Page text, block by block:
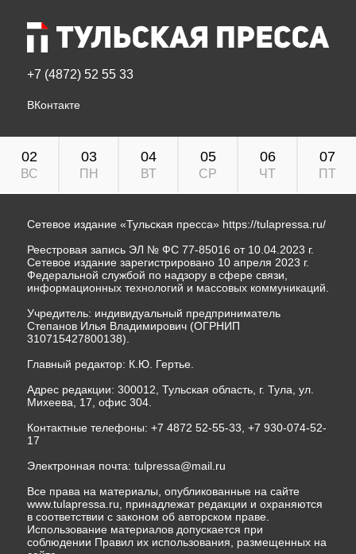
+7 (4872) 52 55 33
ВКонтакте
02
ВС
03
ПН
04
ВТ
05
СР
06
ЧТ
07
ПТ
Сетевое издание «Тульская пресса» https://tulapressa.ru/
Реестровая запись ЭЛ № ФС 77-85016 от 10.04.2023 г.
Сетевое издание зарегистрировано 10 апреля 2023 г.
Федеральной службой по надзору в сфере связи,
информационных технологий и массовых коммуникаций.
Учредитель: индивидуальный предприниматель
Степанов Илья Владимирович (ОГРНИП
310715427800138).
Главный редактор: К.Ю. Гертье.
Адрес редакции: 300012, Тульская область, г. Тула, ул.
Михеева, 17, офис 304.
Контактные телефоны: +7 4872 52-55-33, +7 930-074-52-
17
Электронная почта: tulpressa@mail.ru
Все права на материалы, опубликованные на сайте
www.tulapressa.ru, принадлежат редакции и охраняются
в соответствии с законом об авторском праве.
Использование материалов допускается при
соблюдении Правил их использования, размещенных на